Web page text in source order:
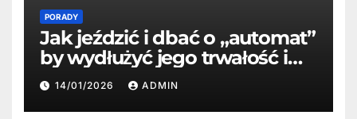
PORADY
Jak jeździć i dbać o „automat”
by wydłużyć jego trwałość i
oszczędzić?
14/01/2026 ADMIN